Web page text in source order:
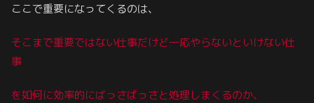
ここで重要になってくるのは、
そこまで重要ではない仕事だけど一応やらないといけない仕
事
を如何に効率的にばっさばっさと処理しまくるのか、